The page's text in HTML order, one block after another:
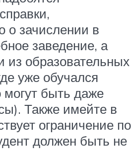
о зачислении в
заведение, а
из образовательных
уже обучался
могут быть даже
Также имейте в
ограничение по
должен быть не